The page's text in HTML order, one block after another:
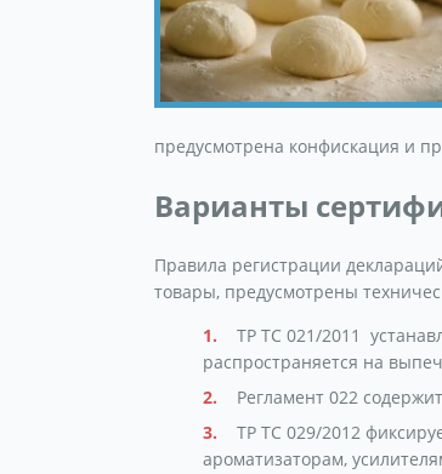
предусмотрена конфискация и
Варианты
Правила регистрации
товары, предусмотрены
ТР ТС 021/2011
распространяется на
Регламент 022
ТР ТС 029/2012
ароматизаторам,